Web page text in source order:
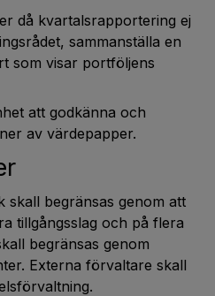
då kvartalsrapportering ej
sammanställa en
som visar portföljens
att godkänna och
av värdepapper.
skall begränsas genom att
tillgångsslag och på flera
begränsas genom
Externa förvaltare skall